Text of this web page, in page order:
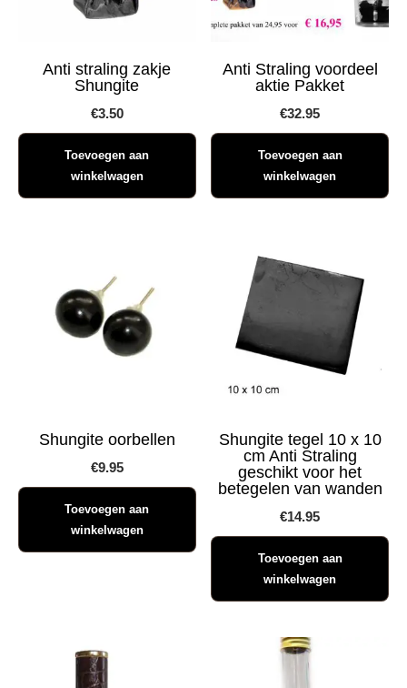
Anti straling zakje
Shungite
€3.50
Toevoegen aan
winkelwagen
Anti Straling voordeel
aktie Pakket
€32.95
Toevoegen aan
winkelwagen
Shungite oorbellen
€9.95
Toevoegen aan
winkelwagen
Shungite tegel 10 x 10
cm Anti Straling
geschikt voor het
betegelen van wanden
€14.95
Toevoegen aan
winkelwagen